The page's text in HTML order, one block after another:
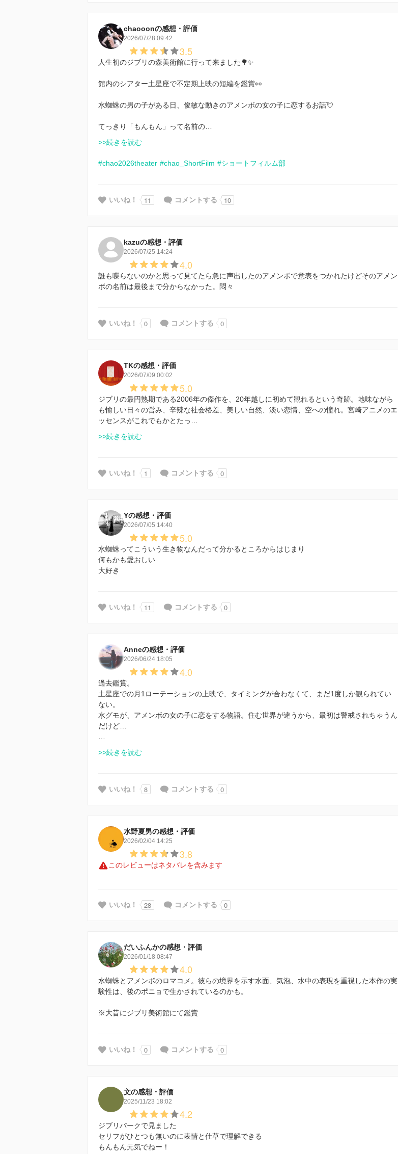
chaooonの感想・評価
2026/07/28 09:42
3.5
人生初のジブリの森美術館に行って来ました🌳✨
館内のシアター土星座で不定期上映の短編を鑑賞👀
水蜘蛛の男の子がある日、俊敏な動きのアメンボの女の子に恋するお話💘
てっきり「もんもん」って名前の…
>>続きを読む
#chao2026theater #chao_ShortFilm #ショートフィルム部
いいね！ 11 コメントする 10
kazuの感想・評価
2026/07/25 14:24
4.0
誰も喋らないのかと思って見てたら急に声出したのアメンボで意表をつかれたけどそのアメン
ボの名前は最後まで分からなかった。悶々
いいね！ 0 コメントする 0
TKの感想・評価
2026/07/09 00:02
5.0
ジブリの最円熟期である2006年の傑作を、20年越しに初めて観れるという奇跡。地味ながら
も愉しい日々の営み、辛辣な社会格差、美しい自然、淡い恋情、空への憧れ。宮崎アニメのエ
ッセンスがこれでもかとたっ…
>>続きを読む
いいね！ 1 コメントする 0
Yの感想・評価
2026/07/05 14:40
5.0
水蜘蛛ってこういう生き物なんだって分かるところからはじまり
何もかも愛おしい
大好き
いいね！ 11 コメントする 0
Anneの感想・評価
2026/06/24 18:05
4.0
過去鑑賞。
土星座での月1ローテーションの上映で、タイミングが合わなくて、まだ1度しか観られてい
ない。
水グモが、アメンボの女の子に恋をする物語。住む世界が違うから、最初は警戒されちゃうん
だけど…
>>続きを読む
いいね！ 8 コメントする 0
水野夏男の感想・評価
2026/02/04 14:25
3.8
このレビューはネタバレを含みます
いいね！ 28 コメントする 0
だいふんかの感想・評価
2026/01/18 08:47
4.0
水蜘蛛とアメンボのロマコメ。彼らの境界を示す水面、気泡、水中の表現を重視した本作の実
験性は、後のポニョで生かされているのかも。
※大昔にジブリ美術館にて鑑賞
いいね！ 0 コメントする 0
文の感想・評価
2025/11/23 18:02
4.2
ジブリパークで見ました
セリフがひとつも無いのに表情と仕草で理解できる
もんもん元気でねー！